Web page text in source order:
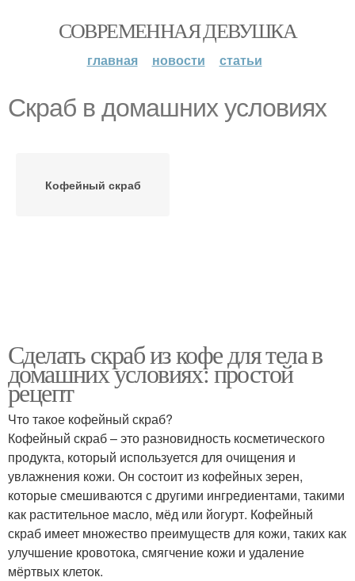
СОВРЕМЕННАЯ ДЕВУШКА
главная новости статьи
Скраб в домашних условиях
Кофейный скраб
Сделать скраб из кофе для тела в
домашних условиях: простой
рецепт
Что такое кофейный скраб?
Кофейный скраб – это разновидность косметического
продукта, который используется для очищения и
увлажнения кожи. Он состоит из кофейных зерен,
которые смешиваются с другими ингредиентами, такими
как растительное масло, мёд или йогурт. Кофейный
скраб имеет множество преимуществ для кожи, таких как
улучшение кровотока, смягчение кожи и удаление
мёртвых клеток.